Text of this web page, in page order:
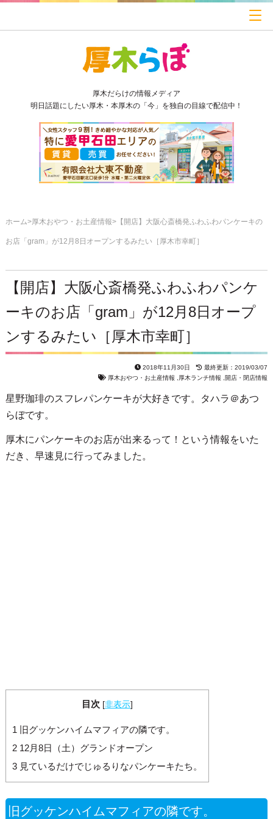
厚木だらけの情報メディア
明日話題にしたい厚木・本厚木の「今」を独自の目線で配信中！
ホーム 厚木おやつ・お土産情報 【開店】大阪心斎橋発ふわふわパンケーキの
お店「gram」が12月8日オープンするみたい［厚木市幸町］
【開店】大阪心斎橋発ふわふわパンケ
ーキのお店「gram」が12月8日オープ
ンするみたい［厚木市幸町］
2018年11月30日
最終更新：2019/03/07
厚木おやつ・お土産情報
厚木ランチ情報 開店・閉店情報
星野珈琲のスフレパンケーキが大好きです。タハラ＠あつ
らぼです。
厚木にパンケーキのお店が出来るって！という情報をいた
だき、早速見に行ってみました。
目次 [非表示]
1旧グッケンハイムマフィアの隣です。
212月8日（土）グランドオープン
3見ているだけでじゅるりなパンケーキたち。
旧グッケンハイムマフィアの隣です。